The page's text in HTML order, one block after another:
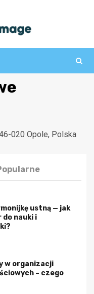
020 Opole, Polska
ustną — jak
nauki i
w organizacji
– czego